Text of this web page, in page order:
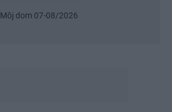
Môj dom 07-08/2026